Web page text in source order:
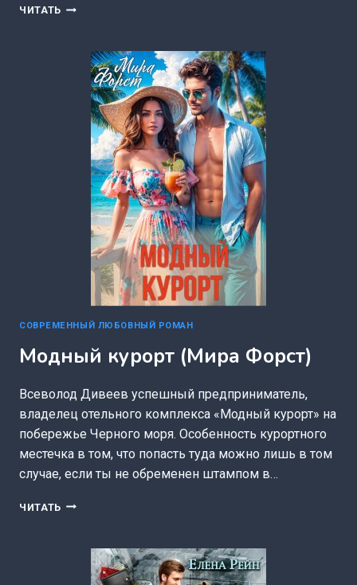
ЧИТАТЬ БУДЬ
(ГАЛИНА
ДЖУЛАЙ)
СОВРЕМЕННЫЙ ЛЮБОВНЫЙ РОМАН
Модный курорт (Мира Форст)
Всеволод Дивеев успешный предприниматель,
владелец отельного комплекса «Модный курорт» на
побережье Черного моря. Особенность курортного
местечка в том, что попасть туда можно лишь в том
случае, если ты не обременен штампом в…
ЧИТАТЬ МОДНЫЙ
ФОРСТ)